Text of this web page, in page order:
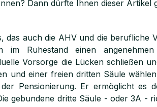
Dann dürfte Ihnen dieser Artikel
das auch die AHV und die berufliche
Ruhestand einen angenehmen
Vorsorge die Lücken schließen
und einer freien dritten Säule
Pensionierung. Er ermöglicht es
gebundene dritte Säule - oder 3A -